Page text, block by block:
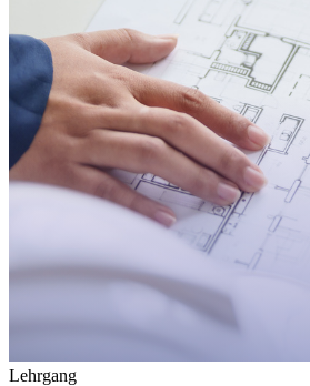
Lehrgang